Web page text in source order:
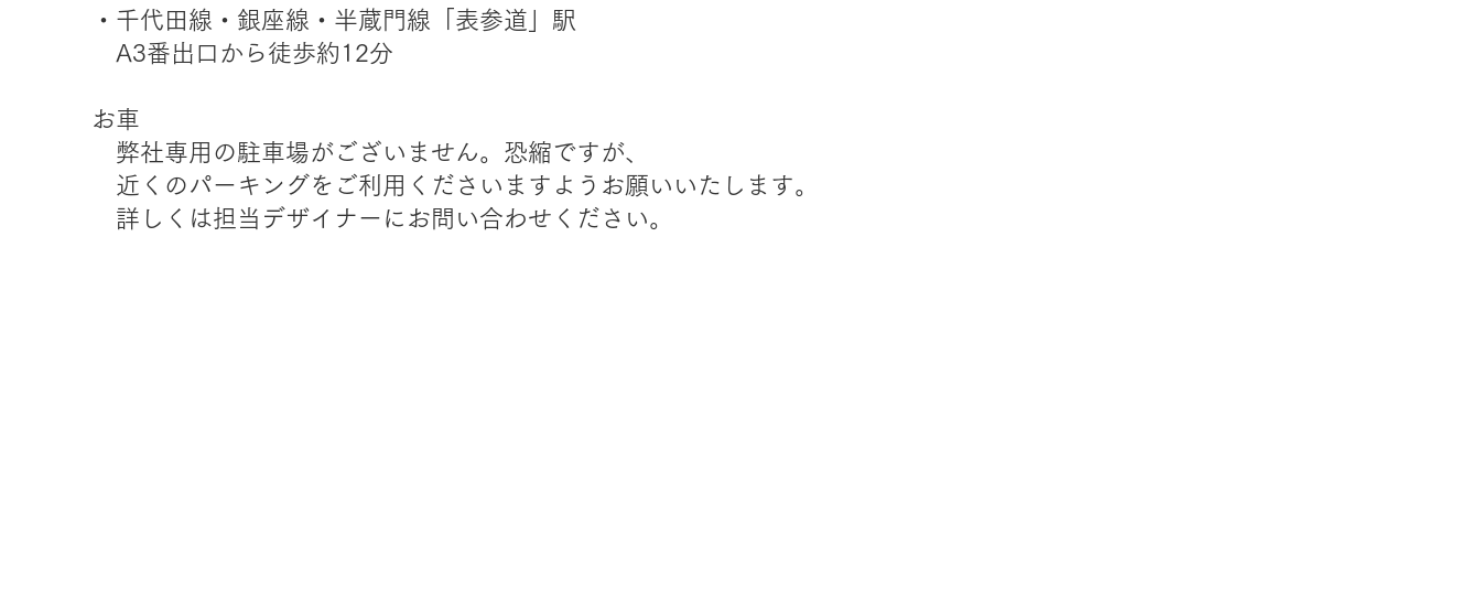
・千代田線・銀座線・半蔵門線「表参道」駅
A3番出口から徒歩約12分
お車
弊社専用の駐車場がございません。 恐縮ですが、
近くのパーキングをご利用くださいますようお願いいたします。
詳しくは担当デザイナーにお問い合わせください。